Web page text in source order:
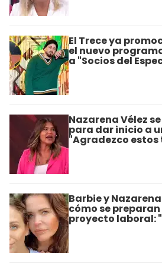
El Trece ya
el nuevo
a "Socios del
Nazarena Vélez
para dar inicio a
"Agradezco estos
Barbie y
cómo se
proyecto laboral: